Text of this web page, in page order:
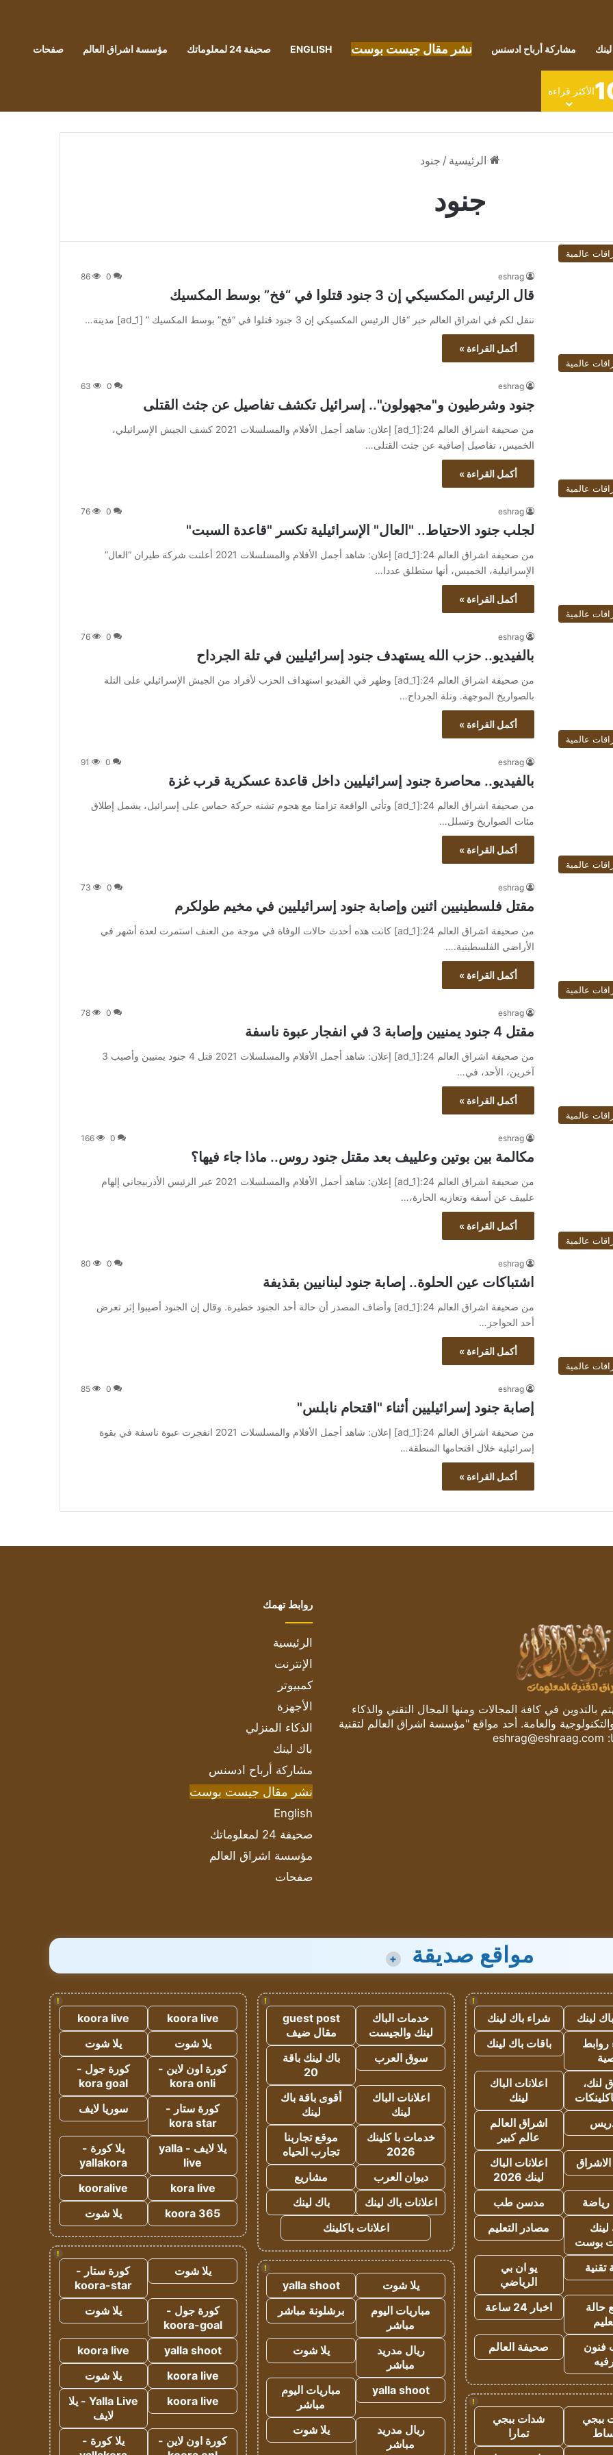
مشاركة أرباح ادسنس نشر مقال جيست بوست ENGLISH صحيفة 24 لمعلوماتك مؤسسة اشراق العالم صفحات
الأكثر قراءة
الرئيسية / جنود
جنود
عالمية
eshrag
0
86
قال الرئيس المكسيكي إن 3 جنود قتلوا في “فخ” بوسط المكسيك
ننقل لكم في اشراق العالم خبر “قال الرئيس المكسيكي إن 3 جنود قتلوا في “فخ” بوسط المكسيك ” [ad_1] مدينة…
أكمل القراءة »
عالمية
eshrag
0
63
جنود وشرطيون و"مجهولون".. إسرائيل تكشف تفاصيل عن جثث القتلى
من صحيفة اشراق العالم 24:[ad_1] إعلان: شاهد أجمل الأفلام والمسلسلات 2021 كشف الجيش الإسرائيلي،
الخميس، تفاصيل إضافية عن جثث القتلى…
أكمل القراءة »
عالمية
eshrag
0
76
لجلب جنود الاحتياط.. "العال" الإسرائيلية تكسر "قاعدة السبت"
من صحيفة اشراق العالم 24:[ad_1] إعلان: شاهد أجمل الأفلام والمسلسلات 2021 أعلنت شركة طيران “العال”
الإسرائيلية، الخميس، أنها ستطلق عددا…
أكمل القراءة »
عالمية
eshrag
0
76
بالفيديو.. حزب الله يستهدف جنود إسرائيليين في تلة الجرداح
من صحيفة اشراق العالم 24:[ad_1] وظهر في الفيديو استهداف الحزب لأفراد من الجيش الإسرائيلي على التلة
بالصواريخ الموجهة. وتلة الجرداح…
أكمل القراءة »
عالمية
eshrag
0
91
بالفيديو.. محاصرة جنود إسرائيليين داخل قاعدة عسكرية قرب غزة
من صحيفة اشراق العالم 24:[ad_1] وتأتي الواقعة تزامنا مع هجوم تشنه حركة حماس على إسرائيل، يشمل إطلاق
مئات الصواريخ وتسلل…
أكمل القراءة »
عالمية
eshrag
0
73
مقتل فلسطينيين اثنين وإصابة جنود إسرائيليين في مخيم طولكرم
من صحيفة اشراق العالم 24:[ad_1] كانت هذه أحدث حالات الوفاة في موجة من العنف استمرت لعدة أشهر في
الأراضي الفلسطينية.…
أكمل القراءة »
عالمية
eshrag
0
78
مقتل 4 جنود يمنيين وإصابة 3 في انفجار عبوة ناسفة
من صحيفة اشراق العالم 24:[ad_1] إعلان: شاهد أجمل الأفلام والمسلسلات 2021 قتل 4 جنود يمنيين وأصيب 3
آخرين، الأحد، في…
أكمل القراءة »
عالمية
eshrag
0
166
مكالمة بين بوتين وعلييف بعد مقتل جنود روس.. ماذا جاء فيها؟
من صحيفة اشراق العالم 24:[ad_1] إعلان: شاهد أجمل الأفلام والمسلسلات 2021 عبر الرئيس الأذربيجاني إلهام
علييف عن أسفه وتعازيه الحارة،…
أكمل القراءة »
عالمية
eshrag
0
80
اشتباكات عين الحلوة.. إصابة جنود لبنانيين بقذيفة
من صحيفة اشراق العالم 24:[ad_1] وأضاف المصدر أن حالة أحد الجنود خطيرة. وقال إن الجنود أصيبوا إثر تعرض
أحد الحواجز…
أكمل القراءة »
عالمية
eshrag
0
85
إصابة جنود إسرائيليين أثناء "اقتحام نابلس"
من صحيفة اشراق العالم 24:[ad_1] إعلان: شاهد أجمل الأفلام والمسلسلات 2021 انفجرت عبوة ناسفة في بقوة
إسرائيلية خلال اقتحامها المنطقة…
أكمل القراءة »
في كافة المجالات ومنها المجال التقني والذكاء
والعامة. أحد مواقع "مؤسسة اشراق العالم لتقنية
eshrag@eshraag.com
روابط تهمك
الرئيسية
الإنترنت
كمبيوتر
الأجهزة
الذكاء المنزلي
باك لينك
مشاركة أرباح ادسنس
نشر مقال جيست بوست
English
صحيفة 24 لمعلوماتك
مؤسسة اشراق العالم
صفحات
مواقع صديقة +
!
لينك
شراء باك لينك
روابط
باقات باك لينك
لنك،
اعلانات الباك
لينك
اشراق العالم
عالم كبير
اعلانات الباك
لينك 2026
رياضة
مدسن طب
لينك
بوست
مصادر التعليم
تقنية
يو ان بي
الرياضي
حالة
اخبار 24 ساعة
فنون
صحيفة العالم
!
ببجي
شدات ببجي
تمارا
!
خدمات الباك
لينك والجيست
guest post
مقال ضيف
سوق العرب
باك لينك باقة
20
اعلانات الباك
لينك
أقوى باقة باك
لينك
خدمات با كلينك
2026
موقع تجاربنا
تجارب الحياه
ديوان العرب
مشاريع
اعلانات باك لينك
باك لينك
اعلانات باكلينك
!
يلا شوت
yalla shoot
مباريات اليوم
مباشر
برشلونة مباشر
ريال مدريد
مباشر
يلا شوت
yalla shoot
مباريات اليوم
مباشر
ريال مدريد
مباشر
يلا شوت
!
koora live
koora live
يلا شوت
يلا شوت
كورة اون لاين -
kora onli
كورة جول -
kora goal
كورة ستار -
kora star
سوريا لايف
يلا لايف - yalla
live
يلا كورة -
yallakora
kora live
kooralive
koora 365
يلا شوت
!
يلا شوت
كورة ستار -
koora-star
كورة جول -
koora-goal
يلا شوت
yalla shoot
koora live
koora live
يلا شوت
koora live
Yalla Live - يلا
لايف
كورة اون لاين -
يلا كورة -